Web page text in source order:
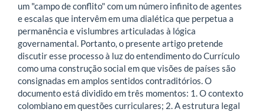
um "campo de conflito" com um número infinito de agentes
e escalas que intervêm em uma dialética que perpetua a
permanência e vislumbres articuladas à lógica
governamental. Portanto, o presente artigo pretende
discutir esse processo à luz do entendimento do Currículo
como uma construção social em que visões de países são
consignadas em amplos sentidos contraditórios. O
documento está dividido em três momentos: 1. O contexto
colombiano em questões curriculares; 2. A estrutura legal